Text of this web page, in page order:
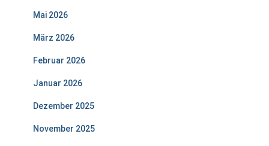
Mai 2026
März 2026
Februar 2026
Januar 2026
Dezember 2025
November 2025